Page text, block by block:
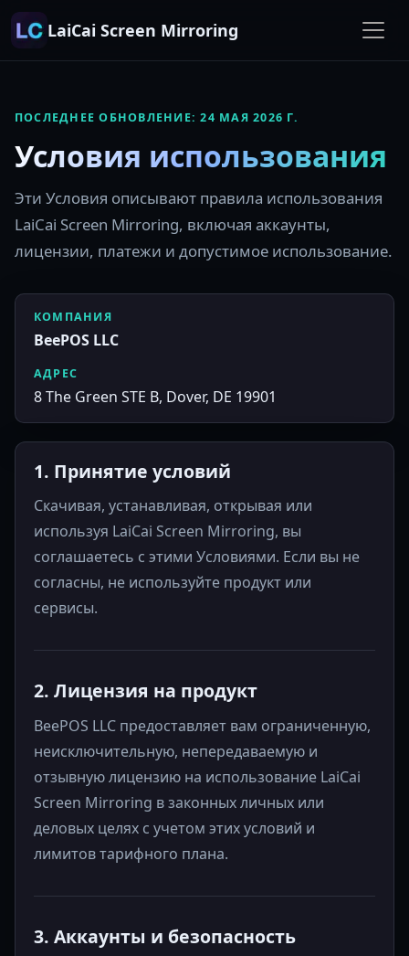
LaiCai Screen Mirroring
ПОСЛЕДНЕЕ ОБНОВЛЕНИЕ: 24 МАЯ 2026 Г.
Условия использования
Эти Условия описывают правила использования
LaiCai Screen Mirroring, включая аккаунты,
лицензии, платежи и допустимое использование.
КОМПАНИЯ
BeePOS LLC
АДРЕС
8 The Green STE B, Dover, DE 19901
1. Принятие условий
Скачивая, устанавливая, открывая или
используя LaiCai Screen Mirroring, вы
соглашаетесь с этими Условиями. Если вы не
согласны, не используйте продукт или
сервисы.
2. Лицензия на продукт
BeePOS LLC предоставляет вам ограниченную,
неисключительную, непередаваемую и
отзывную лицензию на использование LaiCai
Screen Mirroring в законных личных или
деловых целях с учетом этих условий и
лимитов тарифного плана.
3. Аккаунты и безопасность